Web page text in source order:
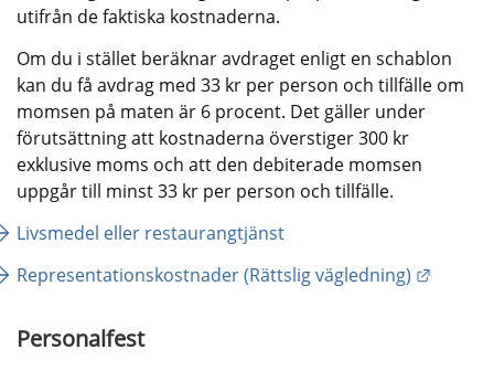
utifrån de faktiska kostnaderna.
Om du i stället beräknar avdraget enligt en schablon
kan du få avdrag med 33 kr per person och tillfälle om
momsen på maten är 6 procent. Det gäller under
förutsättning att kostnaderna överstiger 300 kr
exklusive moms och att den debiterade momsen
uppgår till minst 33 kr per person och tillfälle.
Livsmedel eller restaurangtjänst
Representationskostnader (Rättslig vägledning)
Personalfest